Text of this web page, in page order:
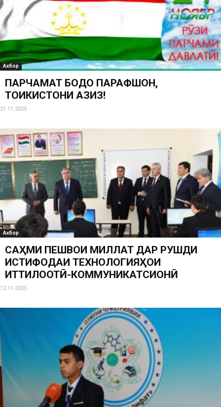
Ахбор
ПАРЧАМАТ БОДО ПАРАФШОН,
ТОҶИКИСТОНИ АЗИЗ!
21.11.2025
Ахбор
САҲМИ ПЕШВОИ МИЛЛАТ ДАР РУШДИ
ИСТИФОДАИ ТЕХНОЛОГИЯҲОИ
ИТТИЛООТӢ-КОММУНИКАТСИОНӢ
12.11.2025